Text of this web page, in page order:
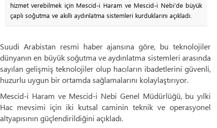
hizmet verebilmek için Mescid-i Haram ve Mescid-i Nebi’de büyük
çaplı soğutma ve akıllı aydınlatma sistemleri kurduklarını açıkladı.
Suudi Arabistan resmi haber ajansına göre, bu teknolojiler
dünyanın en büyük soğutma ve aydınlatma sistemleri arasında
sayılan gelişmiş teknolojiler olup hacıların ibadetlerini güvenli,
huzurlu uygun bir ortamda sağlamalarını kolaylaştırıyor.
Mescid-i Haram ve Mescid-i Nebi Genel Müdürlüğü, bu yılki
Hac mevsimi için iki kutsal caminin teknik ve operasyonel
altyapısının güçlendirildiğini açıkladı.